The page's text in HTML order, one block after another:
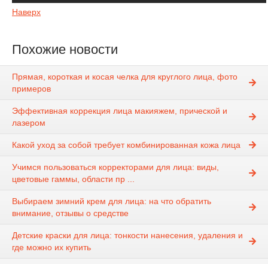
Наверх
Похожие новости
Прямая, короткая и косая челка для круглого лица, фото
примеров
Эффективная коррекция лица макияжем, прической и
лазером
Какой уход за собой требует комбинированная кожа лица
Учимся пользоваться корректорами для лица: виды,
цветовые гаммы, области пр ...
Выбираем зимний крем для лица: на что обратить
внимание, отзывы о средстве
Детские краски для лица: тонкости нанесения, удаления и
где можно их купить